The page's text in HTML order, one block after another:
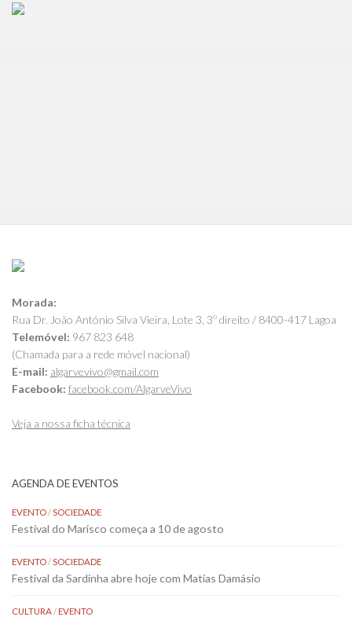
Morada:
Rua Dr. João António Silva Vieira, Lote 3, 3º direito / 8400-417 Lagoa
Telemóvel: 967 823 648
(Chamada para a rede móvel nacional)
E-mail: algarvevivo@gmail.com
Facebook: facebook.com/AlgarveVivo
Veja a nossa ficha técnica
AGENDA DE EVENTOS
EVENTO/SOCIEDADE
Festival do Marisco começa a 10 de agosto
EVENTO/SOCIEDADE
Festival da Sardinha abre hoje com Matias Damásio
CULTURA/EVENTO